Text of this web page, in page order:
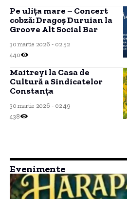
Pe ulița mare – Concert
cobză: Dragoș Duruian la
Groove Alt Social Bar
30 martie 2026 - 02:52
440
Maitreyi la Casa de
Cultură a Sindicatelor
Constanța
30 martie 2026 - 02:49
438
Evenimente